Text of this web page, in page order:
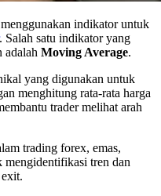
indikator untuk
. Salah satu indikator yang
adalah Moving Average.
yang digunakan untuk
menghitung rata-rata harga
trader melihat arah
trading forex, emas,
mengidentifikasi tren dan